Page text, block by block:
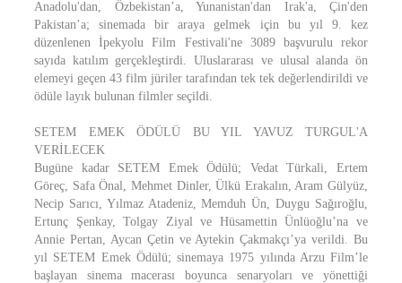
Anadolu'dan, Özbekistan’a, Yunanistan'dan Irak'a, Çin'den
Pakistan’a; sinemada bir araya gelmek için bu yıl 9. kez
düzenlenen İpekyolu Film Festivali'ne 3089 başvurulu rekor
sayıda katılım gerçekleştirdi. Uluslararası ve ulusal alanda ön
elemeyi geçen 43 film jüriler tarafından tek tek değerlendirildi ve
ödüle layık bulunan filmler seçildi.
SETEM EMEK ÖDÜLÜ BU YIL YAVUZ TURGUL'A
VERİLECEK
Bugüne kadar SETEM Emek Ödülü; Vedat Türkali, Ertem
Göreç, Safa Önal, Mehmet Dinler, Ülkü Erakalın, Aram Gülyüz,
Necip Sarıcı, Yılmaz Atadeniz, Memduh Ün, Duygu Sağıroğlu,
Ertunç Şenkay, Tolgay Ziyal ve Hüsamettin Ünlüoğlu’na ve
Annie Pertan, Aycan Çetin ve Aytekin Çakmakçı’ya verildi. Bu
yıl SETEM Emek Ödülü; sinemaya 1975 yılında Arzu Film’le
başlayan sinema macerası boyunca senaryoları ve yönettiği